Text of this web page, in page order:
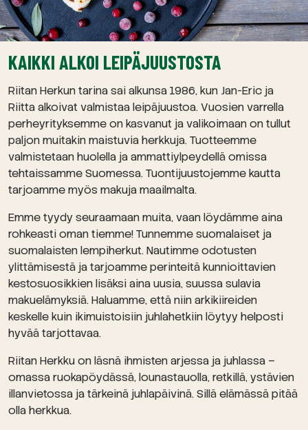
KAIKKI ALKOI LEIPÄJUUSTOSTA
Riitan Herkun tarina sai alkunsa 1986, kun Jan-Eric ja
Riitta alkoivat valmistaa leipäjuustoa. Vuosien varrella
perheyrityksemme on kasvanut ja valikoimaan on tullut
paljon muitakin maistuvia herkkuja. Tuotteemme
valmistetaan huolella ja ammattiylpeydellä omissa
tehtaissamme Suomessa. Tuontijuustojemme kautta
tarjoamme myös makuja maailmalta.
Emme tyydy seuraamaan muita, vaan löydämme aina
rohkeasti oman tiemme! Tunnemme suomalaiset ja
suomalaisten lempiherkut. Nautimme odotusten
ylittämisestä ja tarjoamme perinteitä kunnioittavien
kestosuosikkien lisäksi aina uusia, suussa sulavia
makuelämyksiä. Haluamme, että niin arkikiireiden
keskelle kuin ikimuistoisiin juhlahetkiin löytyy helposti
hyvää tarjottavaa.
Riitan Herkku on läsnä ihmisten arjessa ja juhlassa –
omassa ruokapöydässä, lounastauolla, retkillä, ystävien
illanvietossa ja tärkeinä juhlapäivinä. Sillä elämässä pitää
olla herkkua.